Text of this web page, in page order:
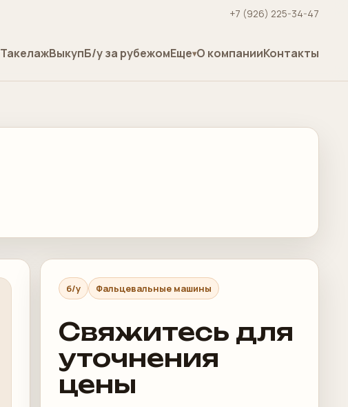
+7 (926) 225-34-47
ТакелажВыкупБ/у за рубежомЕще О компанииКонтакты
б/у Фальцевальные машины
Свяжитесь для
уточнения
цены